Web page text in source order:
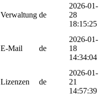
Verwaltung de
2026-01-
28
18:15:25
E-Mail de
2026-01-
18
14:34:04
Lizenzen de
2026-01-
21
14:57:39